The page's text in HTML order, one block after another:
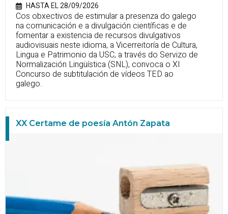
HASTA EL 28/09/2026
Cos obxectivos de estimular a presenza do galego
na comunicación e a divulgación científicas e de
fomentar a existencia de recursos divulgativos
audiovisuais neste idioma, a Vicerreitoría de Cultura,
Lingua e Patrimonio da USC, a través do Servizo de
Normalización Lingüística (SNL), convoca o XI
Concurso de subtitulación de vídeos TED ao
galego.
XX Certame de poesía Antón Zapata